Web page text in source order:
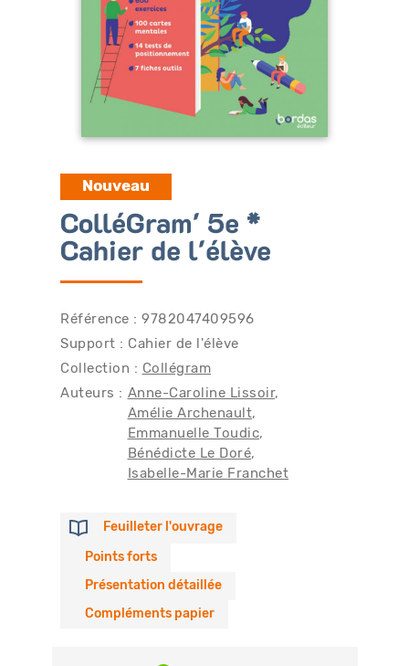
Bénéficiez de tarifs préférentiels
Téléchargez des ressources gratuites
Nouveau
ColléGram' 5e *
Cahier de l'élève
Référence : 9782047409596
Support : Cahier de l'élève
Collection : Collégram
Auteurs : Anne-Caroline Lissoir
Amélie Archenault
Emmanuelle Toudic
Bénédicte Le Doré
Isabelle-Marie Franchet
Feuilleter l'ouvrage
Points forts
Présentation détaillée
Compléments papier